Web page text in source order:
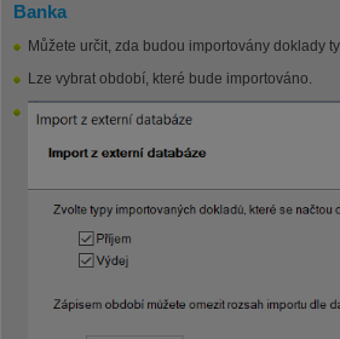
Banka
Můžete určit, zda budou importovány doklady
Lze vybrat období, které bude importováno.